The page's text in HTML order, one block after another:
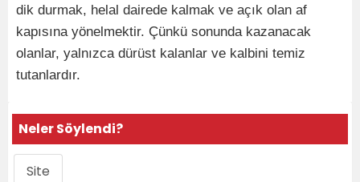
dik durmak, helal dairede kalmak ve açık olan af
kapısına yönelmektir. Çünkü sonunda kazanacak
olanlar, yalnızca dürüst kalanlar ve kalbini temiz
tutanlardır.
Neler Söylendi?
Site